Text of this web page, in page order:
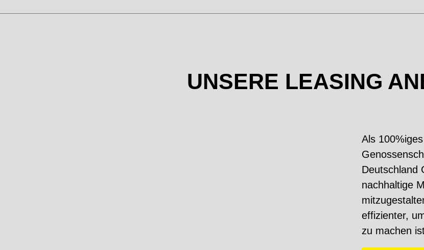
UNSERE LEASING
Als
Deutschland
nachhaltige
effizienter,
zu machen